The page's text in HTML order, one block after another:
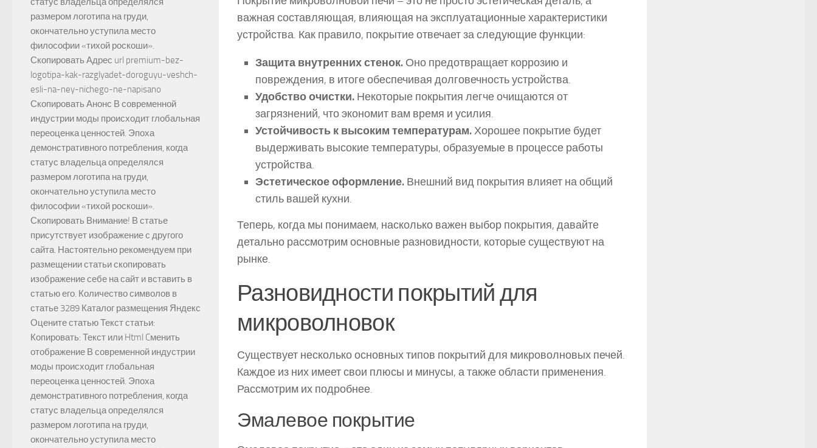
важная составляющая, влияющая на эксплуатационные характеристики
устройства. Как правило, покрытие отвечает за следующие функции:
Защита внутренних стенок. Оно предотвращает коррозию и
повреждения, в итоге обеспечивая долговечность устройства.
Удобство очистки. Некоторые покрытия легче очищаются от
загрязнений, что экономит вам время и усилия.
Устойчивость к высоким температурам.Хорошее покрытие будет
выдерживать высокие температуры, образуемые в процессе работы
устройства.
Эстетическое оформление. Внешний вид покрытия влияет на общий
стиль вашей кухни.
Теперь, когда мы понимаем, насколько важен выбор покрытия, давайте
детально рассмотрим основные разновидности, которые существуют на
рынке.
Разновидности покрытий для
микроволновок
Существует несколько основных типов покрытий для микроволновых печей.
Каждое из них имеет свои плюсы и минусы, а также области применения.
Рассмотрим их подробнее.
Эмалевое покрытие
размером логотипа на груди,
окончательно уступила место
философии «тихой роскоши».
Скопировать Адрес url premium-bez-
logotipa-kak-razglyadet-doroguyu-veshch-
esli-na-ney-nichego-ne-napisano
Скопировать Анонс В современной
индустрии моды происходит глобальная
переоценка ценностей. Эпоха
демонстративного потребления, когда
статус владельца определялся
размером логотипа на груди,
окончательно уступила место
философии «тихой роскоши».
Скопировать Внимание! В статье
присутствует изображение с другого
сайта. Настоятельно рекомендуем при
размещении статьи скопировать
изображение себе на сайт и вставить в
статью его. Количество символов в
статье 3289 Каталог размещения Яндекс
Оцените статью Текст статьи:
Копировать: Текст или Html Cменить
отображение В современной индустрии
моды происходит глобальная
переоценка ценностей. Эпоха
демонстративного потребления, когда
статус владельца определялся
размером логотипа на груди,
окончательно уступила место